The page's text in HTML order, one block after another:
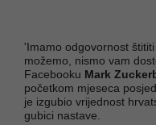
'Imamo odgovornost
možemo, nismo vam
Facebooku Mark
početkom mjeseca
je izgubio vrijednost
gubici nastave.